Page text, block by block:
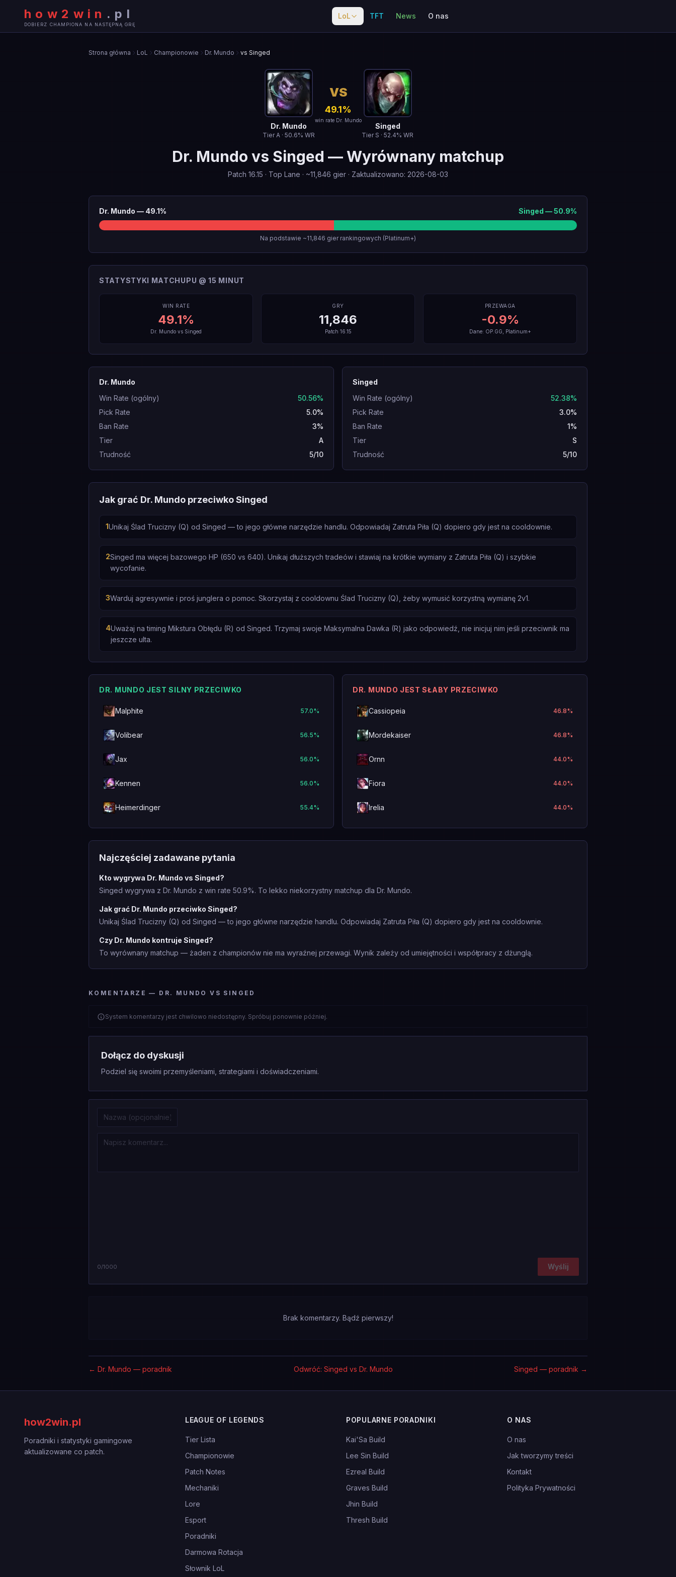
how2win . pl
DOBIERZ CHAMPIONA NA NASTĘPNĄ GRĘ
LoL TFT News O nas
Strona główna LoL Championowie Dr. Mundo vs Singed
Dr. Mundo
TierA · 50.6% WR
VS
49.1%
win rate Dr. Mundo
Singed
Tier S · 52.4% WR
Dr. Mundo vs Singed —Wyrównany matchup
Patch 16.15 · Top Lane · ~11,846 gier · Zaktualizowano: 2026-08-03
Dr. Mundo — 49.1% Singed —50.9%
Na podstawie ~11,846 gier rankingowych (Platinum+)
STATYSTYKI MATCHUPU @ 15 MINUT
WIN RATE
49.1%
Dr. Mundo vs Singed
GRY
11,846
Patch 16.15
PRZEWAGA
-0.9%
Dane: OP.GG, Platinum+
Dr. Mundo
Win Rate (ogólny)
50.56%
Pick Rate
5.0%
Ban Rate
3%
Tier
A
Trudność
5/10
Singed
Win Rate (ogólny)
52.38%
Pick Rate
3.0%
Ban Rate
1%
Tier
S
Trudność
5/10
Jak grać Dr. Mundo przeciwko Singed
1Unikaj Ślad Trucizny (Q) od Singed — to jego główne narzędzie handlu. Odpowiadaj Zatruta Piła (Q) dopiero gdy jest na cooldownie.
2Singed ma więcej bazowego HP (650 vs 640). Unikaj dłuższych tradeów i stawiaj na krótkie wymiany z Zatruta Piła (Q) i szybkie
wycofanie.
3Warduj agresywnie i proś junglera o pomoc. Skorzystaj z cooldownu Ślad Trucizny (Q), żeby wymusić korzystną wymianę 2v1.
4Uważaj na timing Mikstura Obłędu (R) od Singed. Trzymaj swoje Maksymalna Dawka (R) jako odpowiedź, nie inicjuj nim jeśli przeciwnik ma
jeszcze ulta.
DR. MUNDO JEST SILNY PRZECIWKO
Malphite 57.0%
Volibear 56.5%
Jax 56.0%
Kennen 56.0%
Heimerdinger 55.4%
DR. MUNDO JEST SŁABY PRZECIWKO
Cassiopeia 46.8%
Mordekaiser 46.8%
Ornn 44.0%
Fiora 44.0%
Irelia 44.0%
Najczęściej zadawane pytania
Kto wygrywa Dr. Mundo vs Singed?
Singed wygrywa z Dr. Mundo z win rate 50.9%. To lekko niekorzystny matchup dla Dr. Mundo.
Jak grać Dr. Mundo przeciwko Singed?
Unikaj Ślad Trucizny (Q) od Singed — to jego główne narzędzie handlu. Odpowiadaj Zatruta Piła (Q) dopiero gdy jest na cooldownie.
Czy Dr. Mundo kontruje Singed?
To wyrównany matchup — żaden z championów nie ma wyraźnej przewagi. Wynik zależy od umiejętności i współpracy z dżunglą.
KOMENTARZE — DR. MUNDO VS SINGED
System komentarzy jest chwilowo niedostępny. Spróbuj ponownie później.
Dołącz do dyskusji
Podziel się swoimi przemyśleniami, strategiami i doświadczeniami.
0/1000 Wyślij
Brak komentarzy. Bądź pierwszy!
← Dr. Mundo — poradnik Odwróć: Singed vs Dr. Mundo Singed — poradnik →
how2win.pl
Poradniki i statystyki gamingowe
aktualizowane co patch.
LEAGUE OF LEGENDS
Tier Lista
Championowie
Patch Notes
Mechaniki
Lore
Esport
Poradniki
Darmowa Rotacja
Słownik LoL
POPULARNE PORADNIKI
Kai'Sa Build
Lee Sin Build
Ezreal Build
Graves Build
Jhin Build
Thresh Build
O NAS
O nas
Jak tworzymy treści
Kontakt
Polityka Prywatności